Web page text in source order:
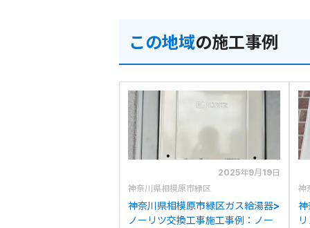
この地域の施工事例
2025年9月19日
神奈川県相模原市緑区
神奈川県相模原市緑区ガス給湯器>
ノーリツ交換工事施工事例：ノー
神
神